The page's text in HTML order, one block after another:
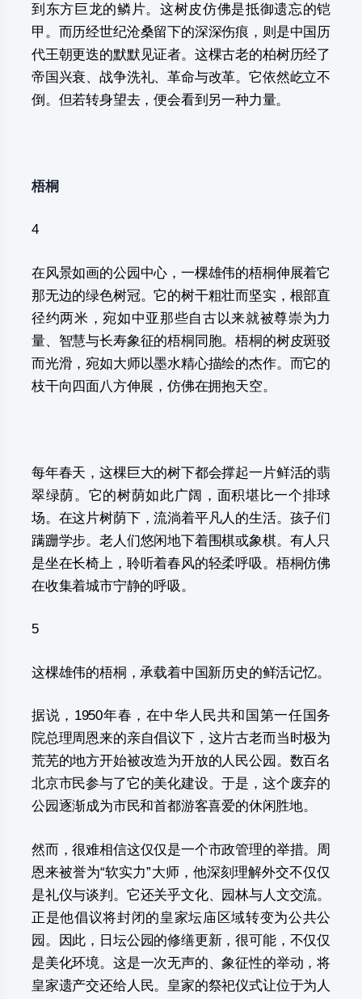
到东方巨龙的鳞片。这树皮仿佛是抵御遗忘的铠
甲。而历经世纪沧桑留下的深深伤痕，则是中国历
代王朝更迭的默默见证者。这棵古老的柏树历经了
帝国兴衰、战争洗礼、革命与改革。它依然屹立不
倒。但若转身望去，便会看到另一种力量。
梧桐
4
在风景如画的公园中心，一棵雄伟的梧桐伸展着它
那无边的绿色树冠。它的树干粗壮而坚实，根部直
径约两米，宛如中亚那些自古以来就被尊崇为力
量、智慧与长寿象征的梧桐同胞。梧桐的树皮斑驳
而光滑，宛如大师以墨水精心描绘的杰作。而它的
枝干向四面八方伸展，仿佛在拥抱天空。
每年春天，这棵巨大的树下都会撑起一片鲜活的翡
翠绿荫。它的树荫如此广阔，面积堪比一个排球
场。在这片树荫下，流淌着平凡人的生活。孩子们
蹒跚学步。老人们悠闲地下着围棋或象棋。有人只
是坐在长椅上，聆听着春风的轻柔呼吸。梧桐仿佛
在收集着城市宁静的呼吸。
5
这棵雄伟的梧桐，承载着中国新历史的鲜活记忆。
据说，1950年春，在中华人民共和国第一任国务
院总理周恩来的亲自倡议下，这片古老而当时极为
荒芜的地方开始被改造为开放的人民公园。数百名
北京市民参与了它的美化建设。于是，这个废弃的
公园逐渐成为市民和首都游客喜爱的休闲胜地。
然而，很难相信这仅仅是一个市政管理的举措。周
恩来被誉为“软实力”大师，他深刻理解外交不仅仅
是礼仪与谈判。它还关乎文化、园林与人文交流。
正是他倡议将封闭的皇家坛庙区域转变为公共公
园。因此，日坛公园的修缮更新，很可能，不仅仅
是美化环境。这是一次无声的、象征性的举动，将
皇家遗产交还给人民。皇家的祭祀仪式让位于为人